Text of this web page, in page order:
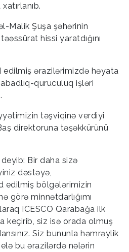
Malik Şuşa şəhərinin
hissi yaratdığını
edilmiş ərazilərimizdə həyata
quruculuq işləri
təşviqinə verdiyi
direktoruna təşəkkürünü
Bir daha sizə
dəstəyə,
edilmiş bölgələrimizin
görə minnətdarlığımı
ICESCO Qarabağa ilk
keçirib, siz isə orada olmuş
Siz bununla həmrəylik
bu ərazilərdə nələrin